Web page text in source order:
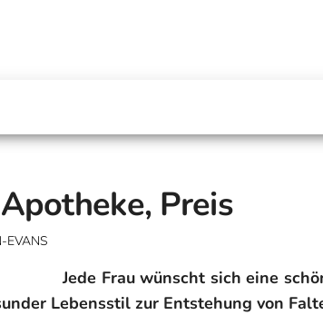
Preis
EVANS
Jede Frau wünscht sich eine
Lebensstil zur Entstehung von